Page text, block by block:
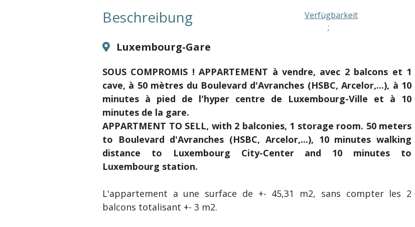
Beschreibung
Verfügbarkeit
:
Luxembourg-Gare
SOUS COMPROMIS ! APPARTEMENT à vendre, avec 2 balcons et 1
cave, à 50 mètres du Boulevard d'Avranches (HSBC, Arcelor,...), à 10
minutes à pied de l'hyper centre de Luxembourg-Ville et à 10
minutes de la gare.
APPARTMENT TO SELL, with 2 balconies, 1 storage room. 50 meters
to Boulevard d'Avranches (HSBC, Arcelor,...), 10 minutes walking
distance to Luxembourg City-Center and 10 minutes to
Luxembourg station.
L'appartement a une surface de +- 45,31 m2, sans compter les 2
balcons totalisant +- 3 m2.